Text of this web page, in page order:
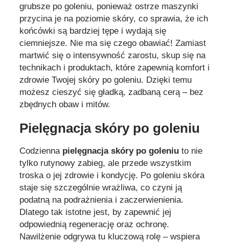
grubsze po goleniu, ponieważ ostrze maszynki
przycina je na poziomie skóry, co sprawia, że ich
końcówki są bardziej tępe i wydają się
ciemniejsze. Nie ma się czego obawiać! Zamiast
martwić się o intensywność zarostu, skup się na
technikach i produktach, które zapewnią komfort i
zdrowie Twojej skóry po goleniu. Dzięki temu
możesz cieszyć się gładką, zadbaną cerą – bez
zbędnych obaw i mitów.
Pielęgnacja skóry po goleniu
Codzienna pielęgnacja skóry po goleniu to nie
tylko rutynowy zabieg, ale przede wszystkim
troska o jej zdrowie i kondycję. Po goleniu skóra
staje się szczególnie wrażliwa, co czyni ją
podatną na podrażnienia i zaczerwienienia.
Dlatego tak istotne jest, by zapewnić jej
odpowiednią regenerację oraz ochronę.
Nawilżenie odgrywa tu kluczową rolę – wspiera